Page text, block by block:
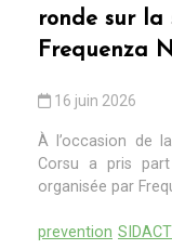
ronde sur la
Frequenza
16 juin 2026
À l’occasion de
Corsu a pris
organisée par
prevention